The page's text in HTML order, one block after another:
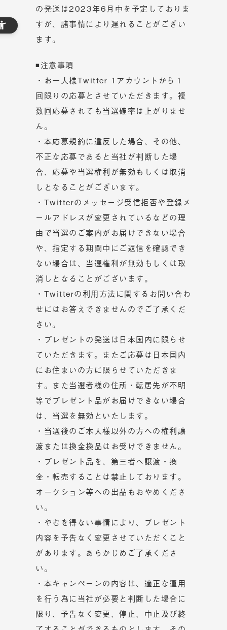
の発送は2023年6月中を予定しておりま
すが、諸事情により遅れることがござい
ます。
◾注意事項
・お一人様Twitter 1アカウントから１
回限りの応募とさせていただきます。複
数回応募されても当選確率は上がりませ
ん。
・本応募規約に違反した場合、その他、
不正な応募であると当社が判断した場
合、応募や当選権利が無効もしくは取消
しとなることがございます。
・Twitterのメッセージ受信拒否や登録メ
ールアドレスが変更されているなどの理
由で当選のご案内がお届けできない場合
や、指定する期間中にご返信を確認でき
ない場合は、当選権利が無効もしくは取
消しとなることがございます。
・Twitterの利用方法に関するお問い合わ
せにはお答えできませんのでご了承くだ
さい。
・プレゼントの発送は日本国内に限らせ
ていただきます。またご応募は日本国内
にお住まいの方に限らせていただきま
す。また当選者様の住所・転居先が不明
等でプレゼント品がお届けできない場合
は、当選を無効といたします。
・当選後のご本人様以外の方への権利譲
渡または換金換品はお受けできません。
・プレゼント品を、第三者へ譲渡・換
金・転売することは禁止しております。
オークション等への出品もおやめくださ
い。
・やむを得ない事情により、プレゼント
内容を予告なく変更させていただくこと
があります。あらかじめご了承くださ
い。
・本キャンペーンの内容は、適正な運用
を行う為に当社が必要と判断した場合に
限り、予告なく変更、停止、中止及び終